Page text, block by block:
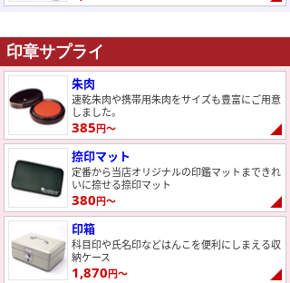
印章サプライ
朱肉
速乾朱肉や携帯用朱肉をサイズも豊富にご用意
しました。
385円～
捺印マット
定番から当店オリジナルの印鑑マットまできれ
いに捺せる捺印マット
380円～
印箱
科目印や氏名印などはんこを便利にしまえる収
納ケース
1,870円～